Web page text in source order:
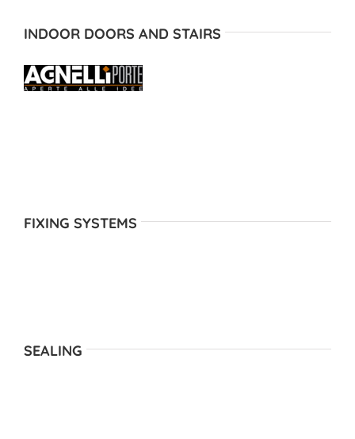
INDOOR DOORS AND STAIRS
FIXING SYSTEMS
SEALING